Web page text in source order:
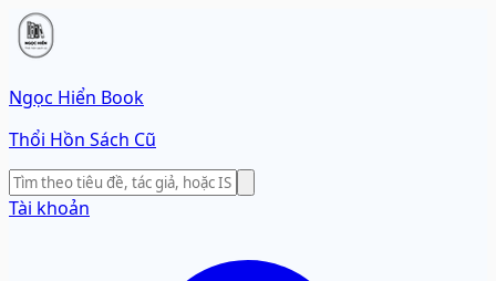
Ngọc Hiển Book
Thổi Hồn Sách Cũ
Tài khoản